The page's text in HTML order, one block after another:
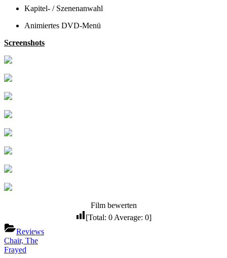
Kapitel- / Szenenanwahl
Animiertes DVD-Menü
Screenshots
Film bewerten
[Total: 0 Average: 0]
Reviews
Beitragsnavigation
Previous
Post:
Chair, The
Next
Frayed